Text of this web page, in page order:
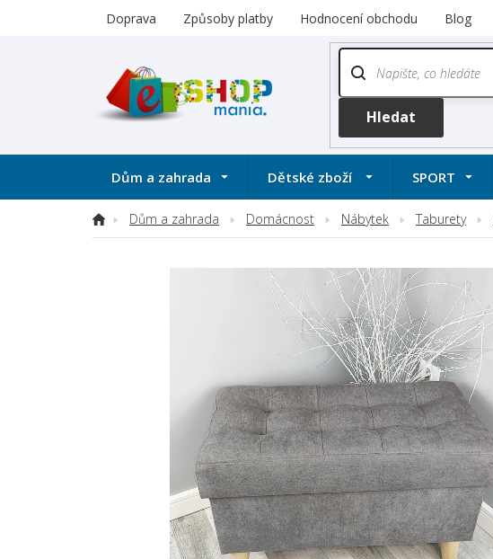
Doprava Způsoby platby Hodnocení obchodu Blog
Dům a zahrada Dětské zboží SPORT
DomůDům a zahrada Domácnost Nábytek Taburety